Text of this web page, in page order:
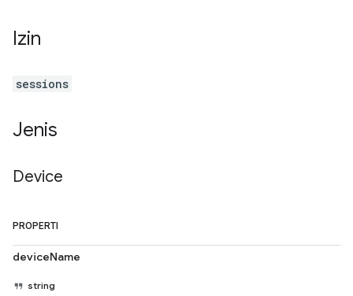
Izin
sessions
Jenis
Device
PROPERTI
deviceName
string